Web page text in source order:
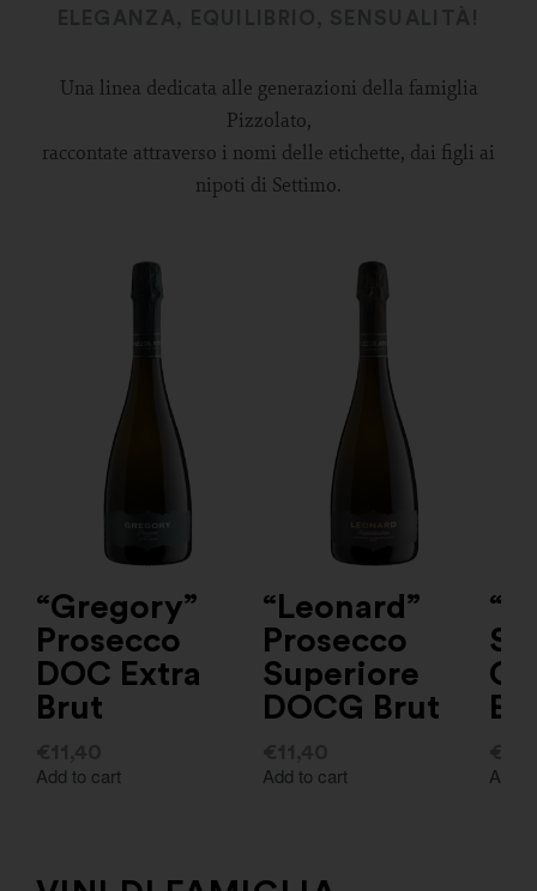
Una linea dedicata alle generazioni della famiglia
Pizzolato,
raccontate attraverso i nomi delle etichette, dai figli ai
nipoti di Settimo.
“Gregory”
Prosecco
DOC Extra
Brut
Add to cart
“Leonard”
Prosecco
Superiore
DOCG Brut
Add to cart Add